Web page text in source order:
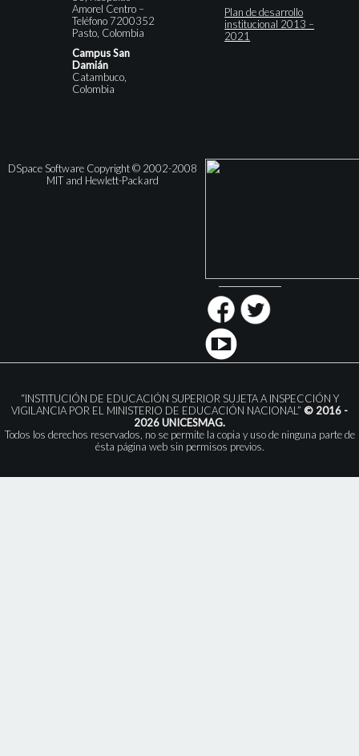
Amorel Centro –
Teléfono 7200352
Pasto, Colombia
Campus San
Damián
Catambuco,
Colombia
Plan de desarrollo
institucional 2013 –
2021
DSpace Software Copyright © 2002-2008
MIT and Hewlett-Packard
“INSTITUCIÓN DE EDUCACIÓN SUPERIOR SUJETA A INSPECCIÓN Y
VIGILANCIA POR EL MINISTERIO DE EDUCACIÓN NACIONAL” © 2016 -
2026 UNICESMAG.
Todos los derechos reservados, no se permite la copia y uso de ninguna parte de
ésta página web sin permisos previos.